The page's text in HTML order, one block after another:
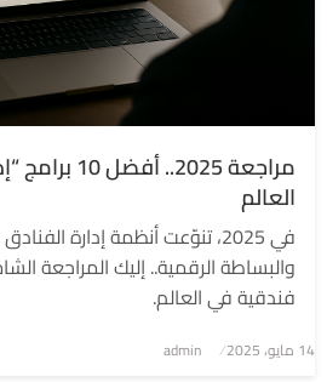
مراجعة 2025..
العالم
في 2025، تنوّعت أنظمة إدارة
فندقية في العالم.
نُشر
14 مايو، 2025 admin